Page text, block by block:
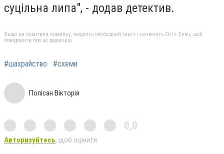
суцільна липа", - додав детектив.
Якщо ви помітили помилку, виділіть необхідний текст і натисніть Ctrl + Enter, щоб
повідомити про це редакцію
#шахрайство #схеми
Полісан Вікторія
0,0
Авторизуйтесь, щоб оцінити